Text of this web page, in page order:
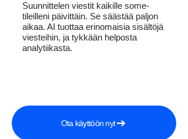
Suunnittelen viestit kaikille some-
tileilleni päivittäin. Se säästää paljon
aikaa. AI tuottaa erinomaisia sisältöjä
viesteihin, ja tykkään helposta
analytiikasta.
Ota käyttöön nyt